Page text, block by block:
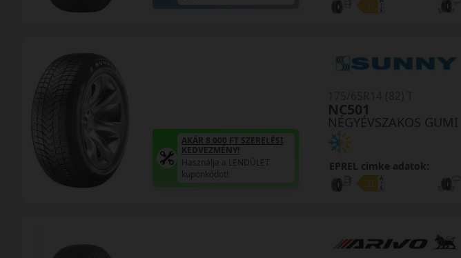
NÉGYÉVSZAKOS GUMI
NC501
EPREL cimke adatok:
AKÁR 8.000 FT SZERELÉSI
KEDVEZMÉNY!
Használja a LENDÜLET
kuponkódot!